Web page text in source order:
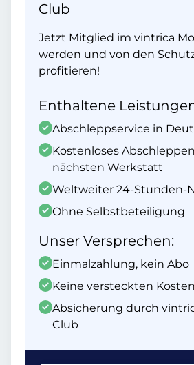
Club
Jetzt Mitglied im vintrica
werden und von den
profitieren!
Enthaltene
Abschleppservice in
Kostenloses
nächsten Werkstatt
Weltweiter 24-Stunden-
Ohne Selbstbeteiligung
Unser Versprechen:
Einmalzahlung, kein Abo
Keine versteckten Kosten
Absicherung durch
Club